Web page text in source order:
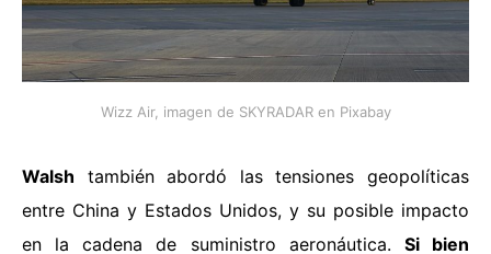
Wizz Air, imagen de SKYRADAR en Pixabay
Walsh también abordó las tensiones geopolíticas
entre China y Estados Unidos, y su posible impacto
en la cadena de suministro aeronáutica. Si bien